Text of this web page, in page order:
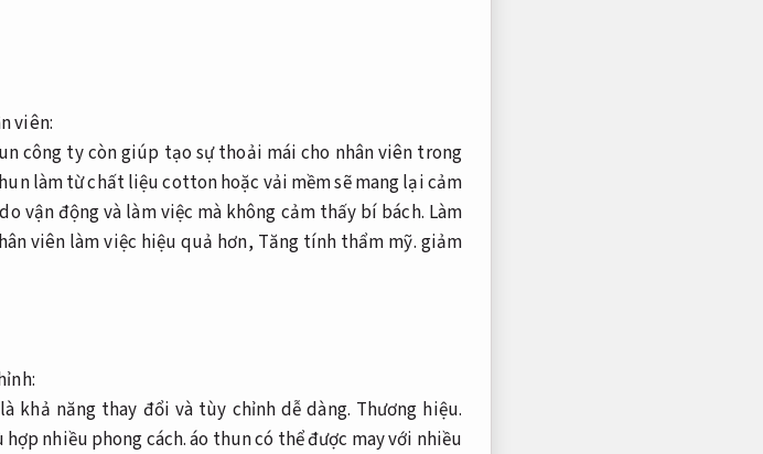
viên:
công ty còn giúp tạo sự thoải mái cho nhân viên trong
làm từ chất liệu cotton hoặc vải mềm sẽ mang lại cảm
vận động và làm việc mà không cảm thấy bí bách. Làm
viên làm việc hiệu quả hơn, Tăng tính thẩm mỹ. giảm
khả năng thay đổi và tùy chỉnh dễ dàng. Thương hiệu.
hợp nhiều phong cách.áo thun có thể được may với nhiều